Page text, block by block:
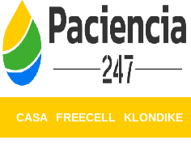
CASA FREECELL KLONDIKE